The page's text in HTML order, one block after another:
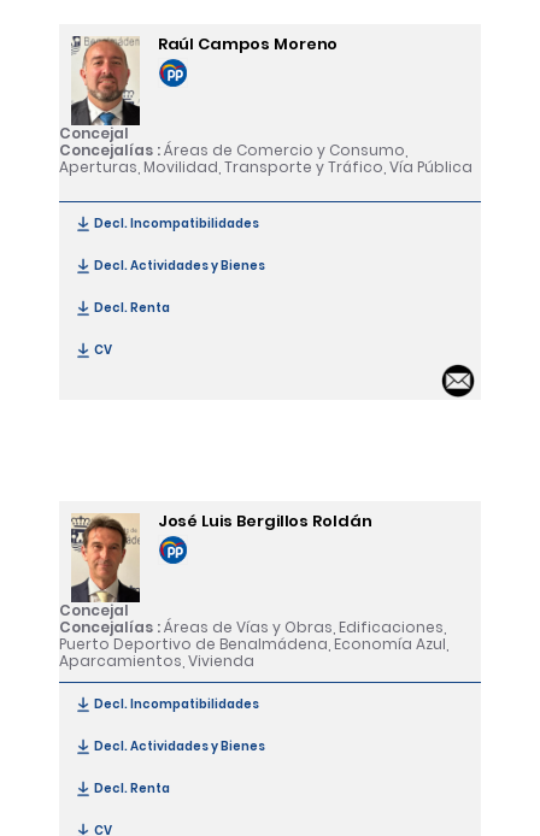
Raúl Campos Moreno
Concejal
Concejalías :Áreas de Comercio y Consumo,
Aperturas, Movilidad, Transporte y Tráfico, Vía Pública
Decl. Incompatibilidades[Raúl Campos Moreno]
Decl. Actividades y Bienes[Raúl Campos Moreno]
Decl. Renta[Raúl Campos Moreno]
CV[Raúl Campos Moreno]
José Luis Bergillos Roldán
Concejal
Concejalías :Áreas de Vías y Obras, Edificaciones,
Puerto Deportivo de Benalmádena, Economía Azul,
Aparcamientos, Vivienda
Decl. Incompatibilidades[José Luis Bergillos Roldán]
Decl. Actividades y Bienes[José Luis Bergillos Roldán]
Decl. Renta[José Luis Bergillos Roldán]
CV[José Luis Bergillos Roldán]